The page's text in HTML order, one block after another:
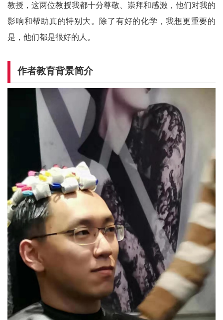
教授，这两位教授我都十分尊敬、崇拜和感激，他们对我的
影响和帮助真的特别大。除了有好的化学，我想更重要的
是，他们都是很好的人。
作者教育背景简介